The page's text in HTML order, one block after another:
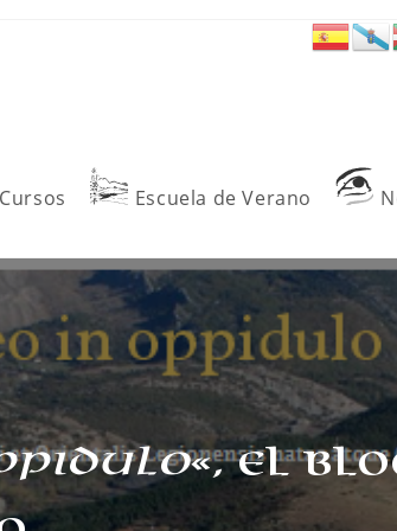
Cursos Escuela de Verano
«, el